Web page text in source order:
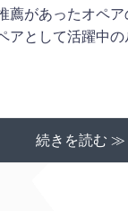
薦があったオペア
アとして活躍中
続きを読む ≫